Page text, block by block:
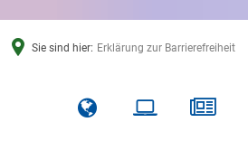
Sie sind hier: Erklärung zur Barrierefreiheit